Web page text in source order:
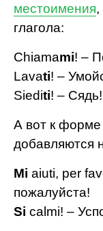
местоимения,
глагола:
Chiamami! –
Lavati! –
Siediti! – Сядь!
А вот к
добавляются
Mi aiuti, per
пожалуйста!
Si calmi! –